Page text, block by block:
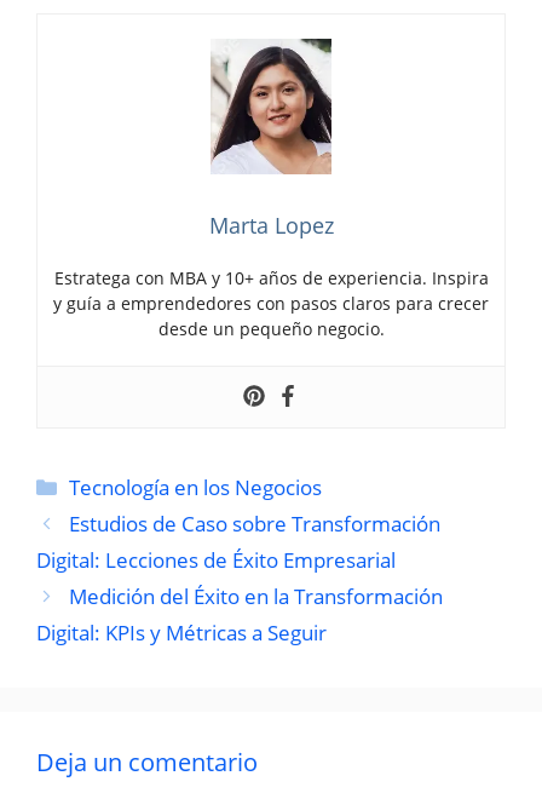
Marta Lopez
Estratega con MBA y 10+ años de experiencia. Inspira
y guía a emprendedores con pasos claros para crecer
desde un pequeño negocio.
Categorías
Tecnología en los Negocios
Estudios de Caso sobre Transformación
Digital: Lecciones de Éxito Empresarial
Medición del Éxito en la Transformación
Digital: KPIs y Métricas a Seguir
Deja un comentario